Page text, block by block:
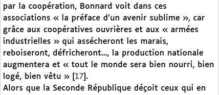
par la coopération, Bonnard voit dans ces
associations « la préface d’un avenir sublime », car
grâce aux coopératives ouvrières et aux « armées
industrielles » qui assécheront les marais,
reboiseront, défricheront..., la production nationale
augmentera et « tout le monde sera bien nourri, bien
logé, bien vêtu »
17 .
Alors que la Seconde République déçoit ceux qui en